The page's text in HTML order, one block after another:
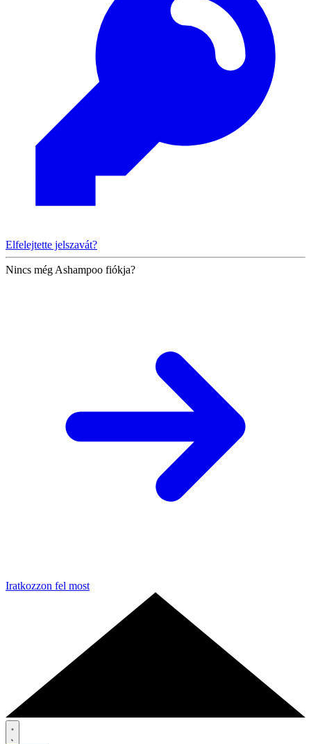
Elfelejtette jelszavát?
Nincs még Ashampoo fiókja?
Iratkozzon fel most